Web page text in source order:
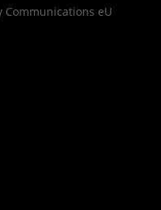
Communications eU